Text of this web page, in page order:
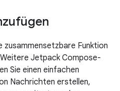
Funktion
Jetpack Compose-
Sie einen einfachen
Nachrichten erstellen,